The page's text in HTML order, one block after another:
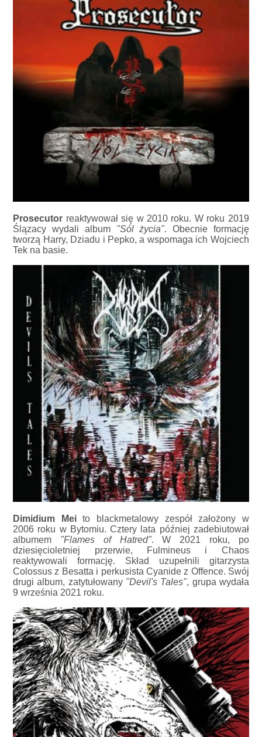
Prosecutor reaktywował się w 2010 roku. W roku 2019
Ślązacy wydali album "Sól życia". Obecnie formację
tworzą Harry, Dziadu i Pepko, a wspomaga ich Wojciech
Tek na basie.
Dimidium Meito blackmetalowy zespół założony w
2006 roku w Bytomiu. Cztery lata później zadebiutował
albumem "Flames of Hatred". W 2021 roku, po
dziesięcioletniej przerwie, Fulmineus i Chaos
reaktywowali formację. Skład uzupełnili gitarzysta
Colossus z Besatta i perkusista Cyanide z Offence. Swój
drugi album, zatytułowany"Devil's Tales", grupa wydała
9 września 2021 roku.